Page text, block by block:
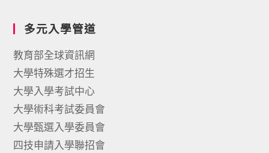
多元入學管道
教育部全球資訊網
大學特殊選才招生
大學入學考試中心
大學術科考試委員會
大學甄選入學委員會
四技申請入學聯招會